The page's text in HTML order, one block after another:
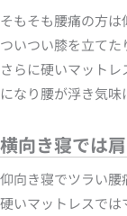
そもそも腰痛の方
ついつい膝を立てた
さらに硬いマット
になり腰が浮き気味
横向き寝では
仰向き寝でツラい腰
硬いマットレスでは